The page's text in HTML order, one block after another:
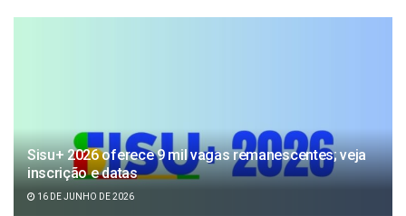
Sisu+ 2026 oferece 9 mil vagas remanescentes; veja
inscrição e datas
16 DE JUNHO DE 2026